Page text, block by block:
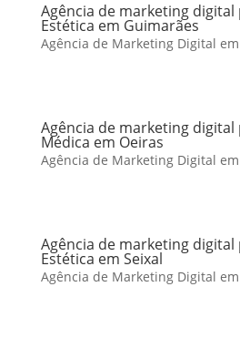
Agência de marketing digital
Estética em Guimarães
Agência de Marketing Digital
Agência de marketing digital
Médica em Oeiras
Agência de Marketing Digital
Agência de marketing digital
Estética em Seixal
Agência de Marketing Digital